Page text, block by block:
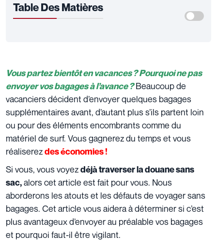
Table Des Matières
Vous partez bientôt en vacances ? Pourquoi ne pas
envoyer vos bagages à l’avance ? Beaucoup de
vacanciers décident d’envoyer quelques bagages
supplémentaires avant, d’autant plus s’ils partent loin
ou pour des éléments encombrants comme du
matériel de surf. Vous gagnerez du temps et vous
réaliserezdes économies !
Si vous, vous voyezdéjà traverser la douane sans
sac,alors cet article est fait pour vous. Nous
aborderons les atouts et les défauts de voyager sans
bagages. Cet article vous aidera à déterminer si c’est
plus avantageux d’envoyer au préalable vos bagages
et pourquoi faut-il être vigilant.